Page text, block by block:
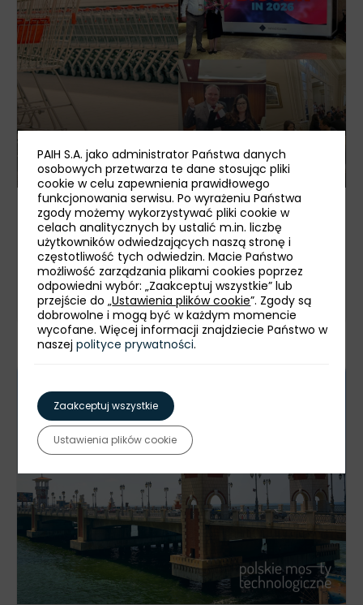
Firma DAMIX na Bliskim Wschodzie i w
Egipcie. Od pierwszego kontaktu do
trwałych relacji biznesowych
29 lipca
PAIH S.A. jako administrator Państwa danych
osobowych przetwarza te dane stosując pliki
cookie w celu zapewnienia prawidłowego
funkcjonowania serwisu. Po wyrażeniu Państwa
zgody możemy wykorzystywać pliki cookie w
celach analitycznych by ustalić m.in. liczbę
użytkowników odwiedzających naszą stronę i
częstotliwość tych odwiedzin. Macie Państwo
możliwość zarządzania plikami cookies poprzez
odpowiedni wybór: „Zaakceptuj wszystkie” lub
przejście do „Ustawienia plików cookie”. Zgody są
dobrowolne i mogą być w każdym momencie
wycofane. Więcej informacji znajdziecie Państwo w
naszejpolityce prywatności.
Zaakceptuj wszystkie
Ustawienia plików cookie